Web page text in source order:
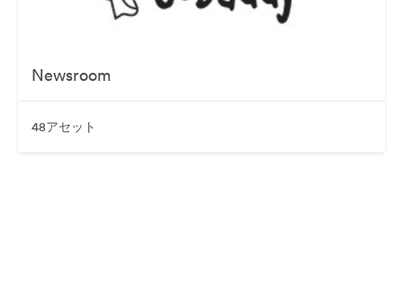
Newsroom
48アセット